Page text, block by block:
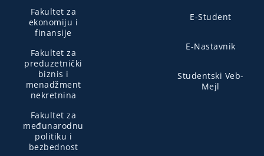
Fakultet za
ekonomiju i
finansije
Fakultet za
preduzetnički
biznis i
menadžment
nekretnina
Fakultet za
međunarodnu
politiku i
bezbednost
E-Student
E-Nastavnik
Studentski Veb-
Mejl